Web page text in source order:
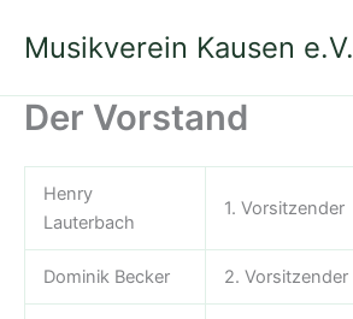
InhaltMusikverein Kausen e.V.
Der Vorstand
Henry
Lauterbach
1. Vorsitzender
Dominik Becker 2. Vorsitzender